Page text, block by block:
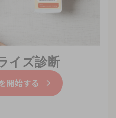
イズ診断
開始する